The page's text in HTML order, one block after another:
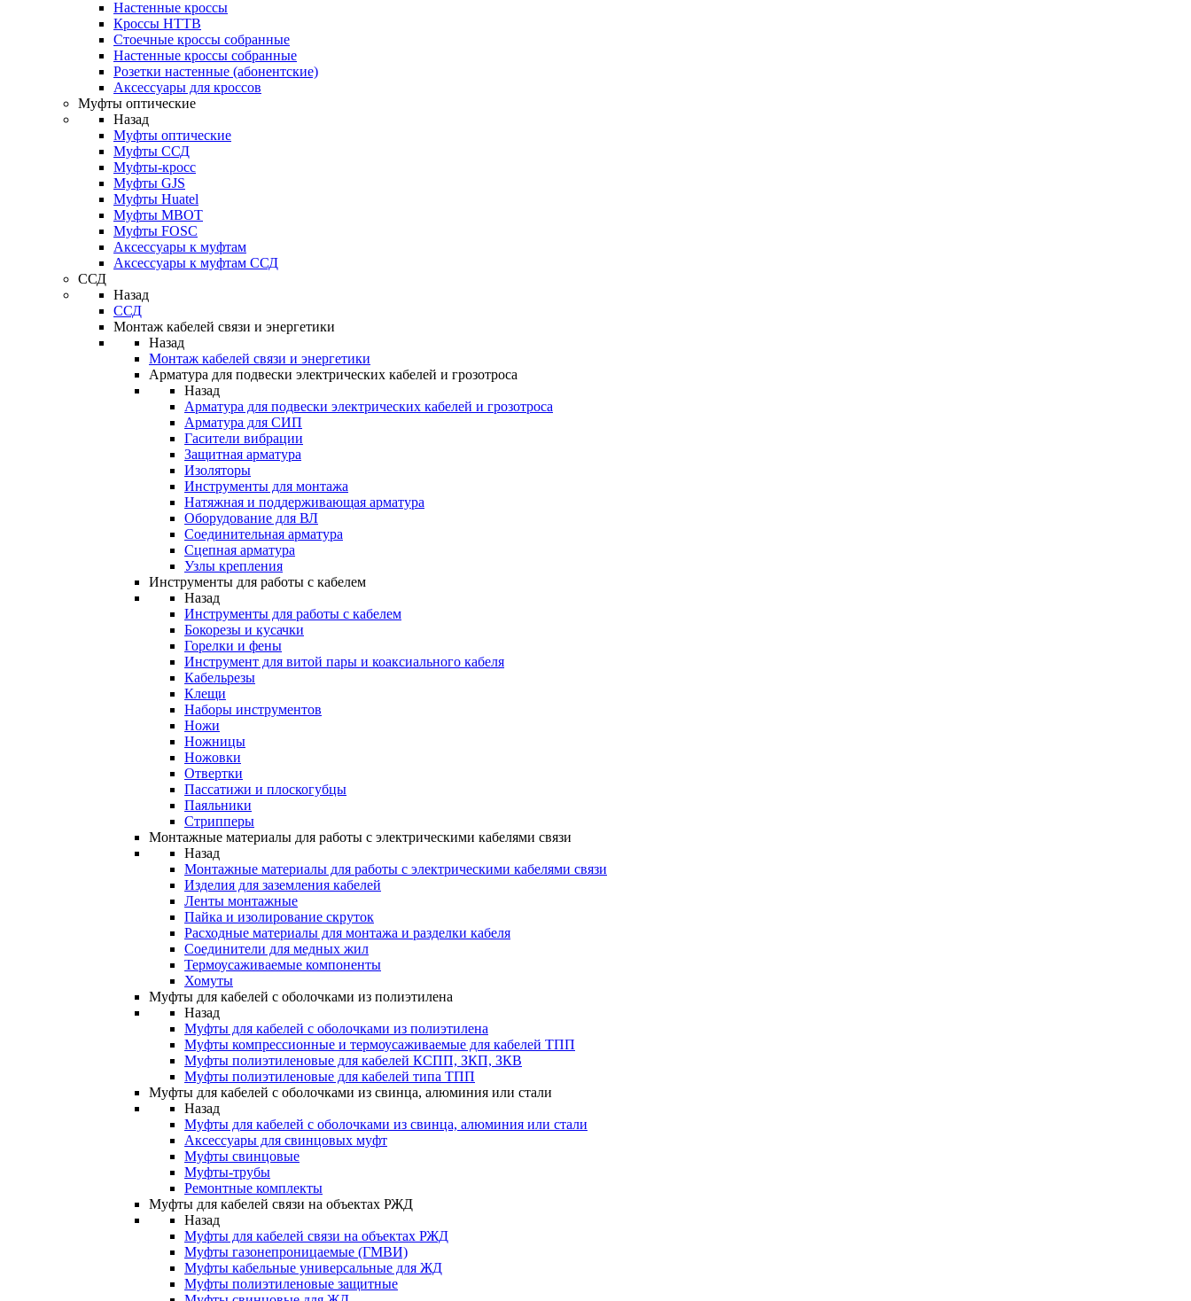
Настенные кроссы
Кроссы HTTB
Стоечные кроссы собранные
Настенные кроссы собранные
Розетки настенные (абонентские)
Аксессуары для кроссов
Муфты оптические
Назад
Муфты оптические
Муфты ССД
Муфты-кросс
Муфты GJS
Муфты Huatel
Муфты МВОТ
Муфты FOSC
Аксессуары к муфтам
Аксессуары к муфтам ССД
ССД
Назад
ССД
Монтаж кабелей связи и энергетики
Назад
Монтаж кабелей связи и энергетики
Арматура для подвески электрических кабелей и грозотроса
Назад
Арматура для подвески электрических кабелей и грозотроса
Арматура для СИП
Гасители вибрации
Защитная арматура
Изоляторы
Инструменты для монтажа
Натяжная и поддерживающая арматура
Оборудование для ВЛ
Соединительная арматура
Сцепная арматура
Узлы крепления
Инструменты для работы с кабелем
Назад
Инструменты для работы с кабелем
Бокорезы и кусачки
Горелки и фены
Инструмент для витой пары и коаксиального кабеля
Кабельрезы
Клещи
Наборы инструментов
Ножи
Ножницы
Ножовки
Отвертки
Пассатижи и плоскогубцы
Паяльники
Стрипперы
Монтажные материалы для работы с электрическими кабелями связи
Назад
Монтажные материалы для работы с электрическими кабелями связи
Изделия для заземления кабелей
Ленты монтажные
Пайка и изолирование скруток
Расходные материалы для монтажа и разделки кабеля
Соединители для медных жил
Термоусаживаемые компоненты
Хомуты
Муфты для кабелей с оболочками из полиэтилена
Назад
Муфты для кабелей с оболочками из полиэтилена
Муфты компрессионные и термоусаживаемые для кабелей ТПП
Муфты полиэтиленовые для кабелей КСПП, ЗКП, ЗКВ
Муфты полиэтиленовые для кабелей типа ТПП
Муфты для кабелей с оболочками из свинца, алюминия или стали
Назад
Муфты для кабелей с оболочками из свинца, алюминия или стали
Аксессуары для свинцовых муфт
Муфты свинцовые
Муфты-трубы
Ремонтные комплекты
Муфты для кабелей связи на объектах РЖД
Назад
Муфты для кабелей связи на объектах РЖД
Муфты газонепроницаемые (ГМВИ)
Муфты кабельные универсальные для ЖД
Муфты полиэтиленовые защитные